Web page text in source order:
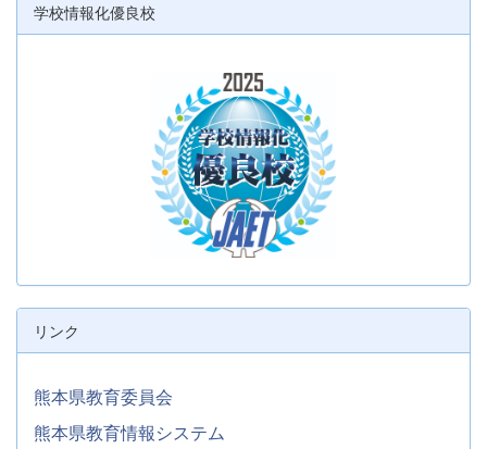
学校情報化優良校
リンク
熊本県教育委員会
熊本県教育情報システム